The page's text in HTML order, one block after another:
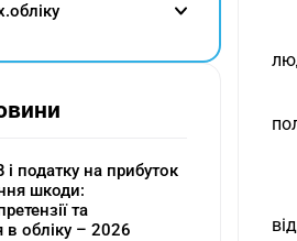
податку на прибуток
шкоди:
та
в обліку – 2026